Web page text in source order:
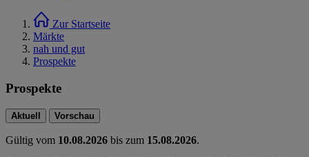
Zur Startseite
Märkte
nah und gut
Prospekte
Prospekte
Aktuell Vorschau
Gültig vom 10.08.2026 bis zum 15.08.2026.